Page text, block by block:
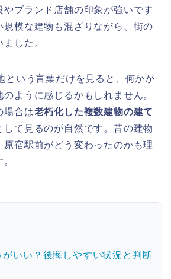
やブランド店舗の印象が強いです
規模な建物も混ざりながら、街の
した。
という言葉だけを見ると、何かが
ように感じるかもしれません。
場合は老朽化した複数建物の建て
して見るのが自然です。昔の建物
原宿駅前がどう変わったのかも理
いい？後悔しやすい状況と判断